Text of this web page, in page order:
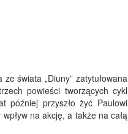
świata „Diuny” zatytułowana
powieści tworzących cykl
później przyszło żyć Paulowi
na akcję, a także na całą